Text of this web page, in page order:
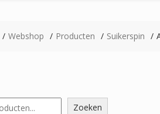
Webshop Producten Suikerspin
Zoeken